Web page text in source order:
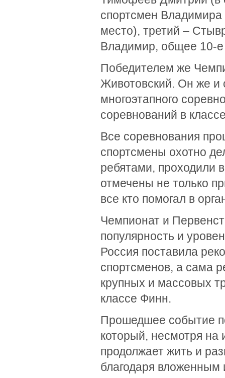
спортсмен
место), третий –
Владимир, общее 10-
Победителем же
Животовский. Он же и
многоэтапного
соревнований в
Все соревнования
спортсмены охотно
ребятами, проходили
отмечены не только
все кто помогал в
Чемпионат и
популярность и
Россия поставила
спортсменов, а сама
крупных и массовых
классе Финн.
Прошедшее событие
который, несмотря
продолжает жить и
благодаря